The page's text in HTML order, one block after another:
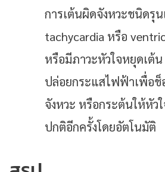
การเต้นผิดจังหวะชนิดรุ
tachycardia หรือ
หรือมีภาวะหัวใจหยุดเต้น
ปล่อยกระแสไฟฟ้าเพื่อ
จังหวะ หรือกระต้นให้หัว
ปกติอีกครั้งโดยอัตโนมัติ